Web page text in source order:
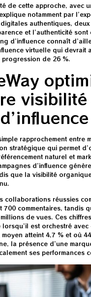
de cette approche, avec
notamment par
authentiques,
et l’authenticité
d’influence connaît
virtuelle qui devrait
progression de 26 %.
visibilité
rapprochement entre
stratégique qui permet
naturel et
d’influence
que la visibilité
collaborations réussies
commentaires, tandis
de vues. Ces
est orchestré avec
atteint 4,7 % et où
la présence d’une
ses performances